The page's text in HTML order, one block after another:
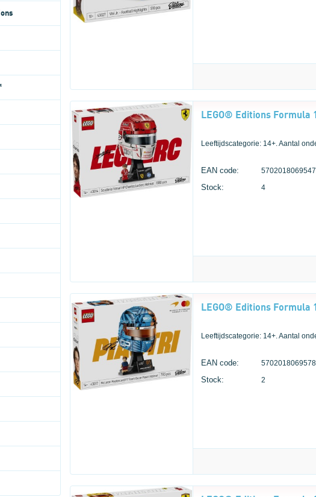
Leeftijdscategorie: 14+. Aantal
EAN code: 5702018069547
Stock: 4
Leeftijdscategorie: 14+. Aantal
EAN code: 5702018069578
Stock: 2